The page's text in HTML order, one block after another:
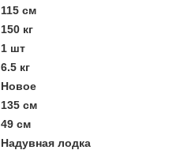
115 см
150 кг
1 шт
6.5 кг
Новое
135 см
49 см
Надувная лодка